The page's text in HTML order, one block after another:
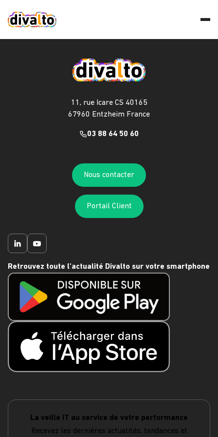
11, rue Icare CS 40165
67960 Entzheim France
03 88 64 50 60
Nous contacter
Portail Client
Retrouvez toute l'actualité Divalto sur votre smartphone
La veille IT au service de votre performance
Recevez les dernières actualités, tendances et